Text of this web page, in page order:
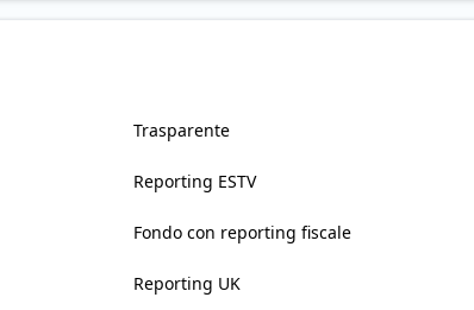
Trasparente
Reporting ESTV
Fondo con reporting fiscale
Reporting UK